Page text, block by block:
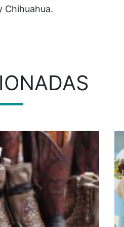
Chihuahua.